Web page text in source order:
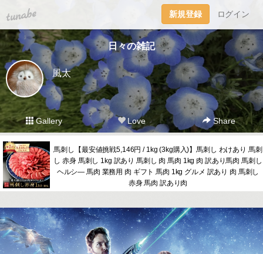
tuna.be 新規登録 ログイン
日々の雑記
風太
Gallery Love Share
馬刺し【最安値挑戦5,146円 / 1kg (3kg購入)】馬刺し わけあり 馬刺
し 赤身 馬刺し 1kg 訳あり 馬刺し 肉 馬肉 1kg 肉 訳あり馬肉 馬刺し
ヘルシ― 馬肉 業務用 肉 ギフト 馬肉 1kg グルメ 訳あり 肉 馬刺し
赤身 馬肉 訳あり肉